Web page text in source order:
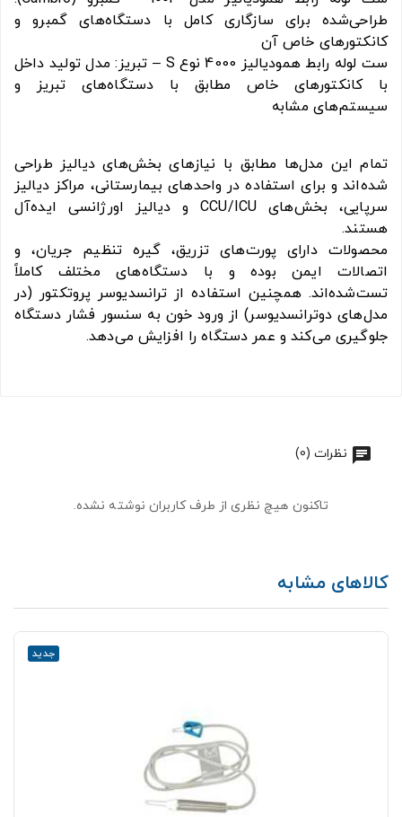
طراحی‌شده برای سازگاری کامل با دستگاه‌های گمبرو و
کانکتورهای خاص آن
ست لوله رابط همودیالیز 4000 نوع S – تبریز: مدل تولید داخل
با کانکتورهای خاص مطابق با دستگاه‌های تبریز و
سیستم‌های مشابه
تمام این مدل‌ها مطابق با نیازهای بخش‌های دیالیز طراحی
شده‌اند و برای استفاده در واحدهای بیمارستانی، مراکز دیالیز
سرپایی، بخش‌های CCU/ICU و دیالیز اورژانسی ایده‌آل
هستند.
محصولات دارای پورت‌های تزریق، گیره تنظیم جریان، و
اتصالات ایمن بوده و با دستگاه‌های مختلف کاملاً
تست‌شده‌اند. همچنین استفاده از ترانسدیوسر پروتکتور (در
مدل‌های دوترانسدیوسر) از ورود خون به سنسور فشار دستگاه
جلوگیری می‌کند و عمر دستگاه را افزایش می‌دهد.
نظرات (0)
تاکنون هیچ نظری از طرف کاربران نوشته نشده.
کالاهای مشابه
جدید